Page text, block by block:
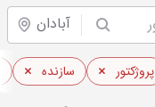
آبادان
پروژکتور سازنده